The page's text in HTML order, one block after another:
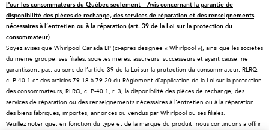
Fours à micro-ondes
Lave-vaisselle
Broyeurs et compacteurs
Hottes et ventilation
Tiroirs-réchauds
Filtres à eau
Résidents du Québec
Pièces de rechange
Programmes d’entretien
Retours et échanges
Ressources
Enregistrement d'un produit
Suivre ma commande
Services de livraison et d'installation
Contactez-nous
À propos de KitchenAid
Carrières
International
Informations relatives aux rappels
Blog
Pour les consommateurs du Québec seulement – Avis concernant la garantie de
disponibilité des pièces de rechange, des services de réparation et des renseignements
nécessaires à l’entretien ou à la réparation (art. 39 de la Loi sur la protection du
consommateur)
Soyez avisés que Whirlpool Canada LP (ci-après désignée « Whirlpool »), ainsi que les sociétés
du même groupe, ses filiales, sociétés mères, assureurs, successeurs et ayant cause, ne
garantissent pas, au sens de l’article 39 de la Loi sur la protection du consommateur, RLRQ,
c. P-40.1 et des articles 79.18 à 79.20 du Règlement d’application de la Loi sur la protection
des consommateurs, RLRQ, c. P-40.1, r. 3, la disponibilité des pièces de rechange, des
services de réparation ou des renseignements nécessaires à l’entretien ou à la réparation
des biens fabriqués, importés, annoncés ou vendus par Whirlpool ou ses filiales.
Veuillez noter que, en fonction du type et de la marque du produit, nous continuons à offrir